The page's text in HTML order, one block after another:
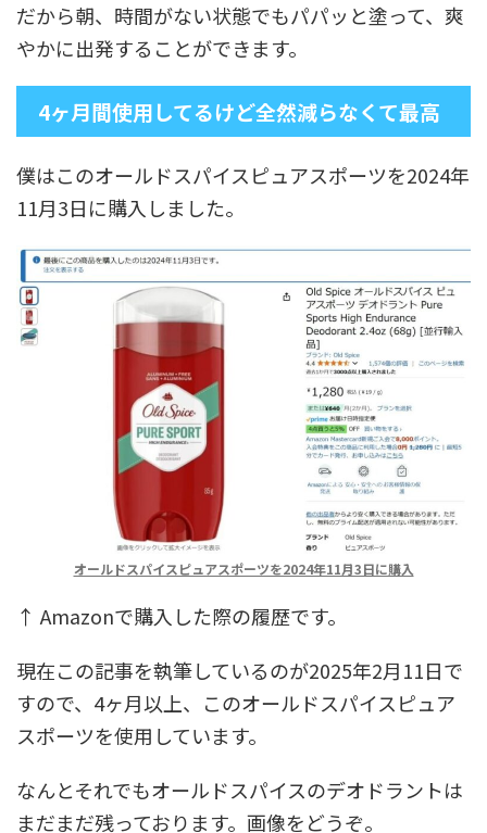
だから朝、時間がない状態でもパパッと塗って、爽
やかに出発することができます。
4ヶ月間使用してるけど全然減らなくて最高
僕はこのオールドスパイスピュアスポーツを2024年
11月3日に購入しました。
オールドスパイスピュアスポーツを2024年11月3日に購入
↑ Amazonで購入した際の履歴です。
現在この記事を執筆しているのが2025年2月11日で
すので、4ヶ月以上、このオールドスパイスピュア
スポーツを使用しています。
なんとそれでもオールドスパイスのデオドラントは
まだまだ残っております。画像をどうぞ。